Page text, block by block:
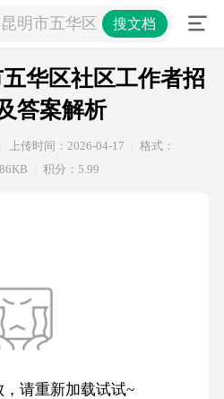
昆明市五华区社区工作者招聘
搜文档
华区社区工作者招
答案解析
上传时间：2026-04-17
格式：
积分：5.99
请重新加载试试~